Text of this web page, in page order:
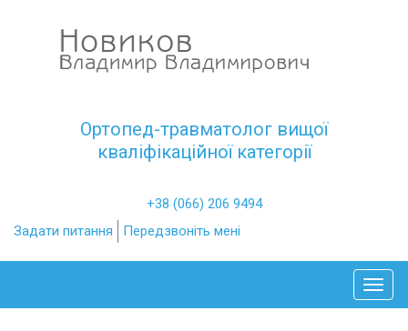
Ортопед-травматолог вищої
кваліфікаційної категорії
+38 (066) 206 9494
Задати питання
Передзвоніть мені